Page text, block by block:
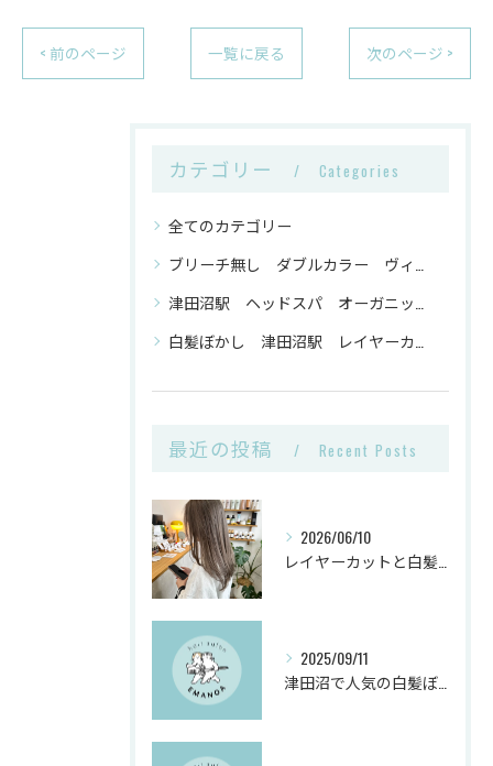
< 前のページ 一覧に戻る 次のページ >
カテゴリー Categories
全てのカテゴリー
ブリーチ無し ダブルカラー ヴィーガンカラー 津田沼駅
津田沼駅 ヘッドスパ オーガニックトリートメント ヴィーガンカラー
白髪ぼかし 津田沼駅 レイヤーカット
最近の投稿 Recent Posts
2026/06/10
2025/09/11